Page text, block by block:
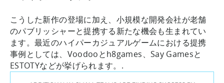
こうした新作の登場に加え、小規模な開発会社が老舗
のパブリッシャーと提携する新たな機会も生まれてい
ます。最近のハイパーカジュアルゲームにおける提携
事例としては、Voodooとh8games、Say Gamesと
ESTOTYなどが挙げられます。.